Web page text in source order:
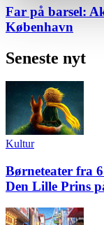
Vi bruger
analysere vores
Far på barsel:
København
Seneste nyt
Kultur
Børneteater fra
Den Lille Prins